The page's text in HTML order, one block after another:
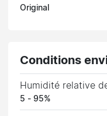
Original
Conditions
Humidité relative
5 - 95%